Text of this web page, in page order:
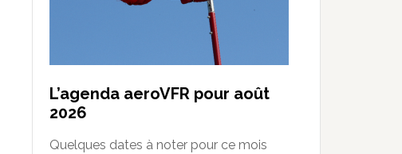
L’agenda aeroVFR pour août
2026
Quelques dates à noter pour ce mois